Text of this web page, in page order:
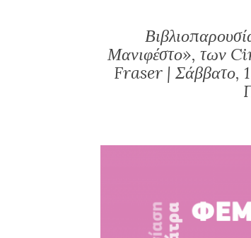
Μανιφέστο», των
Fraser | Σάββατο,